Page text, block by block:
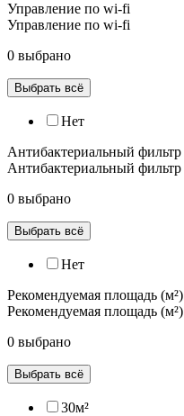
Управление по wi-fi
Управление по wi-fi
0 выбрано
Выбрать всё
Нет
Антибактериальный фильтр
Антибактериальный фильтр
0 выбрано
Выбрать всё
Нет
Рекомендуемая площадь (м²)
Рекомендуемая площадь (м²)
0 выбрано
Выбрать всё
30м²